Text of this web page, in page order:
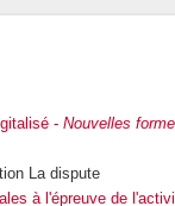
- Nouvelles
La dispute
à l'épreuve de